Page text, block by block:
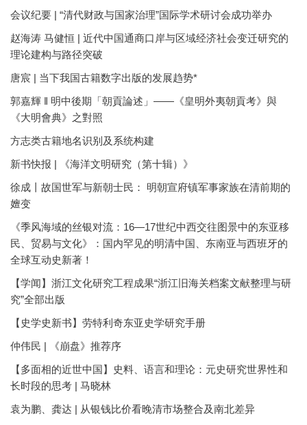
会议纪要 | “清代财政与国家治理”国际学术研讨会成功举办
赵海涛 马健恒 | 近代中国通商口岸与区域经济社会变迁研究的
理论建构与路径突破
唐宸 | 当下我国古籍数字出版的发展趋势*
郭嘉輝 ‖ 明中後期「朝貢論述」——《皇明外夷朝貢考》與
《大明會典》之對照
方志类古籍地名识别及系统构建
新书快报 | 《海洋文明研究（第十辑）》
徐成丨故国世军与新朝士民： 明朝宣府镇军事家族在清前期的
嬗变
《季风海域的丝银对流：16—17世纪中西交往图景中的东亚移
民、贸易与文化》：国内罕见的明清中国、东南亚与西班牙的
全球互动史新著！
【学闻】浙江文化研究工程成果“浙江旧海关档案文献整理与研
究”全部出版
【史学史新书】劳特利奇东亚史学研究手册
仲伟民 | 《崩盘》推荐序
【多面相的近世中国】史料、语言和理论：元史研究世界性和
长时段的思考 | 马晓林
袁为鹏、龚达 | 从银钱比价看晚清市场整合及南北差异